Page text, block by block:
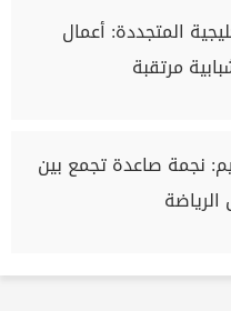
المتجددة: أعمال
مرتقبة
نجمة صاعدة تجمع بين